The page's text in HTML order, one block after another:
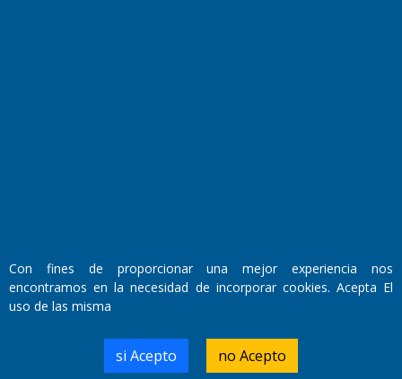
Miembro de ADIRA,ADEPA y CPPAL
Propietario: El Diario SRL
Director Periodístico:
Con fines de proporcionar una mejor experiencia nos
encontramos en la necesidad de incorporar cookies. Acepta El
uso de las misma
si Acepto no Acepto